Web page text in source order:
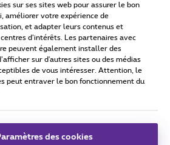
Accessibility statement
2026 Proximus
consommateur
sur ses sites web pour assurer le bon
améliorer votre expérience de
et adapter leurs contenus et
d’intérêts. Les partenaires avec
peuvent également installer des
sur d'autres sites ou des médias
de vous intéresser. Attention, le
peut entraver le bon fonctionnement du
des cookies